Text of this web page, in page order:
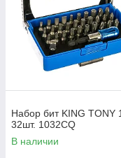
Набор бит KING TONY
32шт. 1032CQ
В наличии